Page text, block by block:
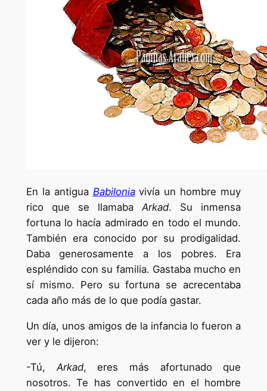
En la antigua Babiloniavivía un hombre muy
rico que se llamabaArkad. Su inmensa
fortuna lo hacía admirado en todo el mundo.
También era conocido por su prodigalidad.
Daba generosamente a los pobres. Era
espléndido con su familia. Gastaba mucho en
sí mismo. Pero su fortuna se acrecentaba
cada año más de lo que podía gastar.
Un día, unos amigos de la infancia lo fueron a
ver y le dijeron:
-Tú, Arkad, eres más afortunado que
nosotros. Te has convertido en el hombre